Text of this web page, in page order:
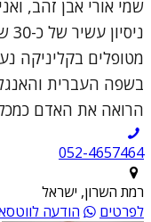
שמי אורי אבן זהב,
מטופלים בקליניקה
בשפה העברית
הרואה את האדם
052-4657464
רמת השרון, ישראל
לפרטים
הודעה